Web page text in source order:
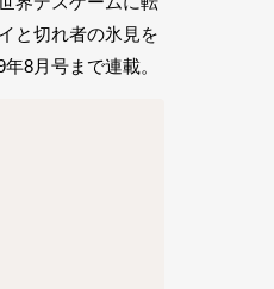
と切れ者の氷見を
8月号まで連載。